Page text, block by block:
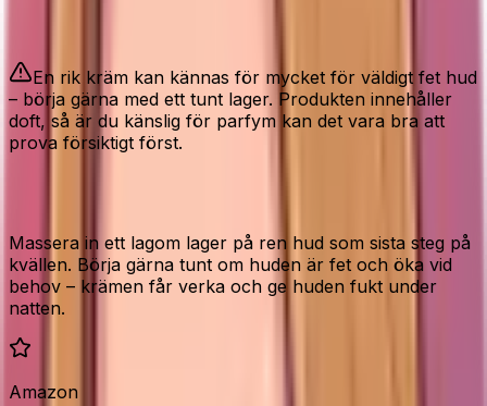
En rik kräm kan kännas för mycket för väldigt fet hud
– börja gärna med ett tunt lager. Produkten innehåller
doft, så är du känslig för parfym kan det vara bra att
prova försiktigt först.
Massera in ett lagom lager på ren hud som sista steg på
kvällen. Börja gärna tunt om huden är fet och öka vid
behov – krämen får verka och ge huden fukt under
natten.
Amazon